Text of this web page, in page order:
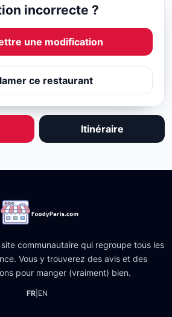
incorrecte ?
une modification
ce restaurant
Itinéraire
communautaire qui regroupe tous les
Vous y trouverez des avis et des
pour manger (vraiment) bien.
FR| EN